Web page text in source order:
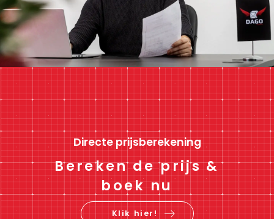
Directe prijsberekening
Bereken de prijs &
boek nu
Klik hier!